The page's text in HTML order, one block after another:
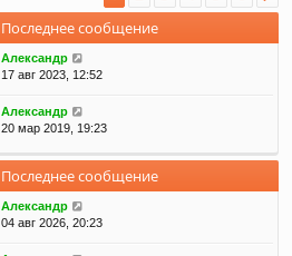
ия
Последнее сообщение
Александр
17 авг 2023, 12:52
Александр
20 мар 2019, 19:23
Последнее сообщение
Александр
04 авг 2026, 20:23